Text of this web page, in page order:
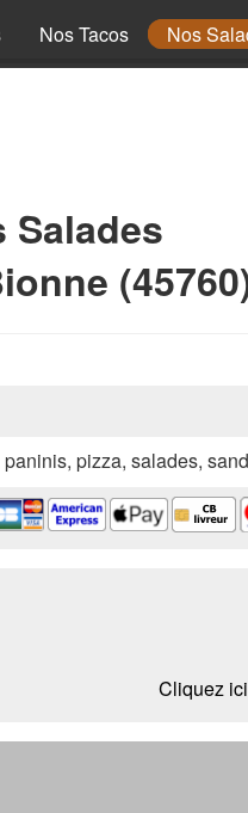
Nos Tacos Nos
Salades
pizza, salades,
Cliquez